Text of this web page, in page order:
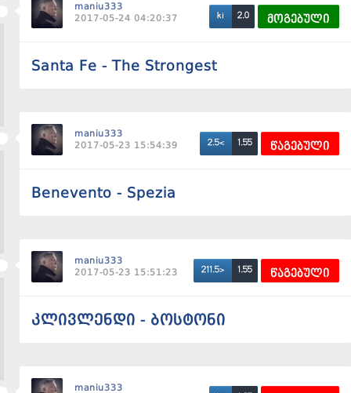
maniu333
2017-05-24 04:20:37
ki 2.0 მოგებული
Santa Fe - The Strongest
maniu333
2017-05-23 15:54:39
2.5< 1.55 წაგებული
Benevento - Spezia
maniu333
2017-05-23 15:51:23
211.5> 1.55 წაგებული
კლივლენდი - ბოსტონი
maniu333